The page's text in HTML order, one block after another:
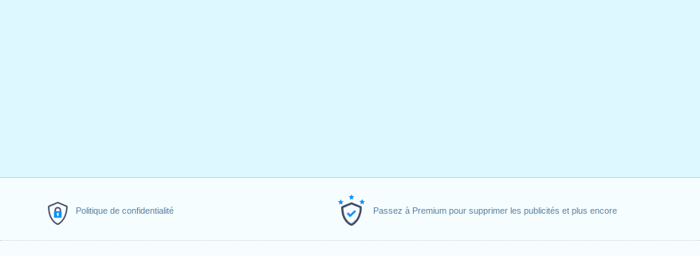
Politique de confidentialité Passez à Premium pour supprimer les publicités et plus encore